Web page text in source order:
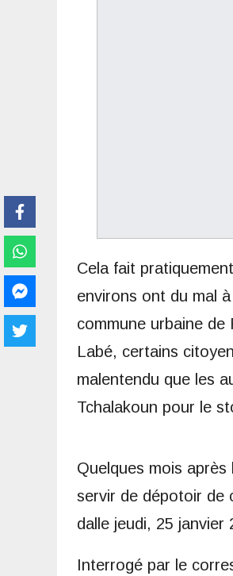
Cela fait
environs ont du mal
commune urbaine de
Labé, certains
malentendu que les
Tchalakoun pour le
Quelques mois
servir de dépotoir de
dalle jeudi, 25 janvier
Interrogé par le